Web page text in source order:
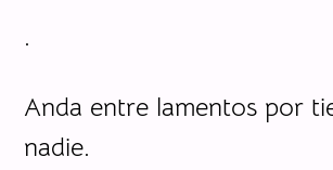
.
Anda entre lamentos por
nadie.